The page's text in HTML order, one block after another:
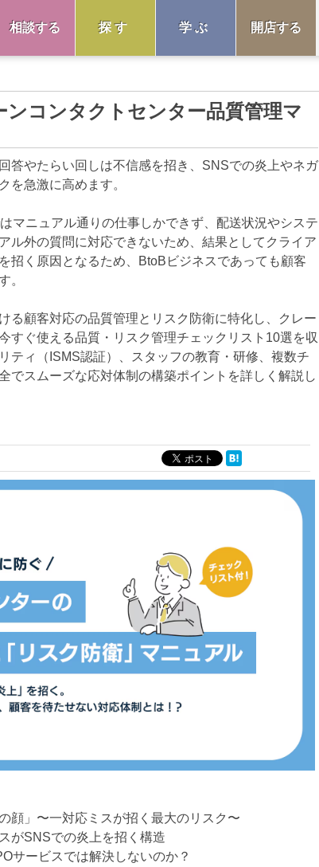
相談する 探す 学ぶ 開店する
ンコンタクトセンター品質管理マ
答やたらい回しは不信感を招き、SNSでの炎上やネガ
を急激に高めます。
マニュアル通りの仕事しかできず、配送状況やシステ
ル外の質問に対応できないため、結果としてクライア
招く原因となるため、BtoBビジネスであっても顧客
。
る顧客対応の品質管理とリスク防衛に特化し、クレー
すぐ使える品質・リスク管理チェックリスト10選を収
ティ（ISMS認証）、スタッフの教育・研修、複数チ
でスムーズな応対体制の構築ポイントを詳しく解説し
顔」〜一対応ミスが招く最大のリスク〜
がSNSでの炎上を招く構造
サービスでは解決しないのか？